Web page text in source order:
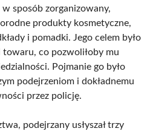
w sposób zorganizowany,
produkty kosmetyczne,
i pomadki. Jego celem było
co pozwoliłoby mu
Pojmanie go było
podejrzeniom i dokładnemu
przez policję.
podejrzany usłyszał trzy